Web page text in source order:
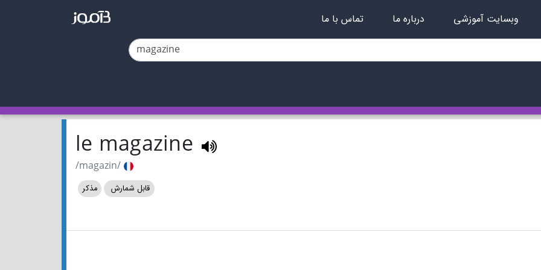
وبسایت آموزشی درباره ما تماس با ما
le magazine
/magazin/
قابل شمارش
مذکر